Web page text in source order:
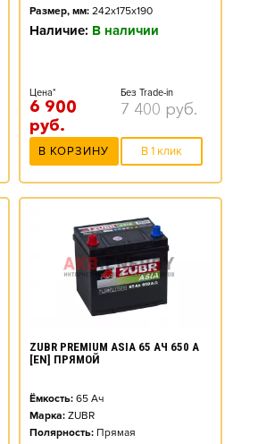
Размер, мм: 242x175x190
Наличие: В наличии
Цена*
6 900
руб.
Без Trade-in
7 400 руб.
В КОРЗИНУ В 1 клик
ZUBR PREMIUM ASIA 65 АЧ 650 А
[EN] ПРЯМОЙ
Ёмкость: 65Ач
Марка: ZUBR
Полярность: Прямая